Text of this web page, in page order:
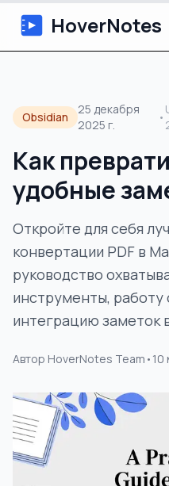
HoverNotes
ИИ-
Obsidian
25 декабря
2025 г.
•
Как
удобные
Откройте для себя
конвертации PDF в
руководство
инструменты,
интеграцию заметок
Автор HoverNotes Team • 10